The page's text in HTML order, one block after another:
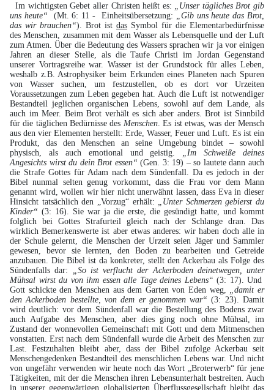
Im wichtigsten Gebet aller Christen heißt es:
„Unser tägliches Brot gib
uns heute“ (Mt. 6: 11 - Einheitsübersetzung:
„Gib uns heute das Brot,
das wir brauchen“). Brot ist das Symbol für die Elementarbedürfnisse
des Menschen, zusammen mit dem Wasser als Lebensquelle und der Luft
zum Atmen. Über die Bedeutung des Wassers sprachen wir ja vor einigen
Jahren an dieser Stelle, als die Taufe Christi im Jordan Gegenstand
unserer Vortragsreihe war. Wasser ist der Grundstock für alles Leben,
weshalb z.B. Astrophysiker beim Erkunden eines Planeten nach Spuren
von Wasser suchen, um festzustellen, ob es dort vor Urzeiten
Voraussetzungen zum Leben gegeben hat. Auch die Luft ist notwendiger
Bestandteil jeglichen organischen Lebens, sowohl auf dem Lande, als
auch im Meer. Beim Brot verhält es sich aber anders. Brot ist Sinnbild
für die täglichen Bedürnisse des Menschen. Es ist etwas, was der Mensch
aus den vier Elementen herstellt: Erde, Wasser, Feuer und Luft. Es ist ein
Produkt, das den Menschen an seine Umgebung bindet – sowohl
physisch, als auch emotional und geistig.
„Im Schweiße deines
Angesichts wirst du dein Brot essen“(Gen. 3: 19) – so lautete dann auch
die Strafe Gottes für Adam nach dem Sündenfall. Da es jedoch in der
Bibel nunmal selten genug vorkommt, dass die Frau vor dem Mann
genannt wird, wollen wir hier nicht unerwähnt lassen, dass Eva in dieser
Hinsicht tatsächlich den „Vorzug“ erhält:
„Unter Schmerzen gebierst du
Kinder“ (3: 16). Sie war ja die erste, die gesündigt hatte, und kommt
folglich bei Gottes Strafurteil gleich nach der Schlange dran. Das
wirklich Bemerkenswerte ist aber etwas anderes: wir haben doch alle in
der Schule gelernt, die Menschen der Urzeit seien Jäger und Sammler
gewesen, bevor sie lernten, den Boden zu bearbeiten und Getreide
anzubauen. Die Bibel ist da konkreter, stellt den Ackerbau als Folge des
Sündenfalls dar:
„So ist verflucht der Ackerboden deinetwegen, unter
Mühsal wirst du von ihm essen alle Tage deines Lebens“ (3: 17). Und
Gott schickte den Menschen aus dem Garten von Eden weg,
„damit er
den Ackerboden bestellte, von dem er genommen war“(3: 23). Damit
wird deutlich: vor dem Sündenfall war die Bestellung des Bodens zwar
auch Aufgabe des Menschen, aber dies ging noch ohne Mühsal, im
Zustand der wonnevollen Gemeinschaft mit Gott und dem Mitmenschen
vonstatten. Erst nach dem Sündenfall wurde die Arbeit des Menschen zur
Last. Festzuhalten bleibt aber, dass der Bibel zufolge Ackerbau seit
Menschengedenken Bestandteil des menschlichen Lebens war. Und nicht
von ungefähr verwenden wir heute noch das Wort „Broterwerb“ für jene
Tätigkeiten, mit der die Menschen ihren Lebensunterhalt bestreiten. Auch
in unserer gegenwärtigen globalisierten Überflussgesellschaft bleibt das